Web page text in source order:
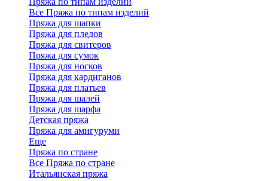
Все Пряжа по типам изделий
Пряжа для шапки
Пряжа для пледов
Пряжа для свитеров
Пряжа для сумок
Пряжа для носков
Пряжа для кардиганов
Пряжа для платьев
Пряжа для шалей
Пряжа для шарфа
Детская пряжа
Пряжа для амигуруми
Еще
Пряжа по стране
Все Пряжа по стране
Итальянская пряжа